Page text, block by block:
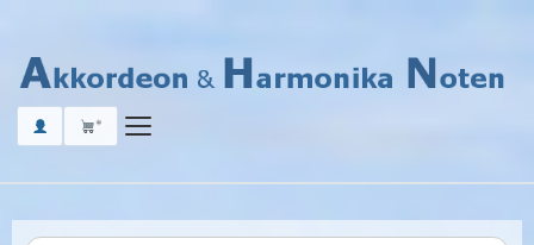
*
springen